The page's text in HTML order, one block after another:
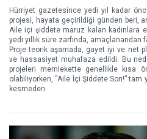
Hürriyet gazetesince yedi yıl kadar
projesi, hayata geçirildiği günden beri,
Aile içi şiddete maruz kalan kadınlara
yedi yıllık süre zarfında, amaçlanandan
Proje teorik aşamada, gayet iyi ve net
ve hassasiyet muhafaza edildi. Bu
projeleri memlekette genellikle kısa
olabiliyorken, “Aile İçi Şiddete Son!” tam
kesmeden.